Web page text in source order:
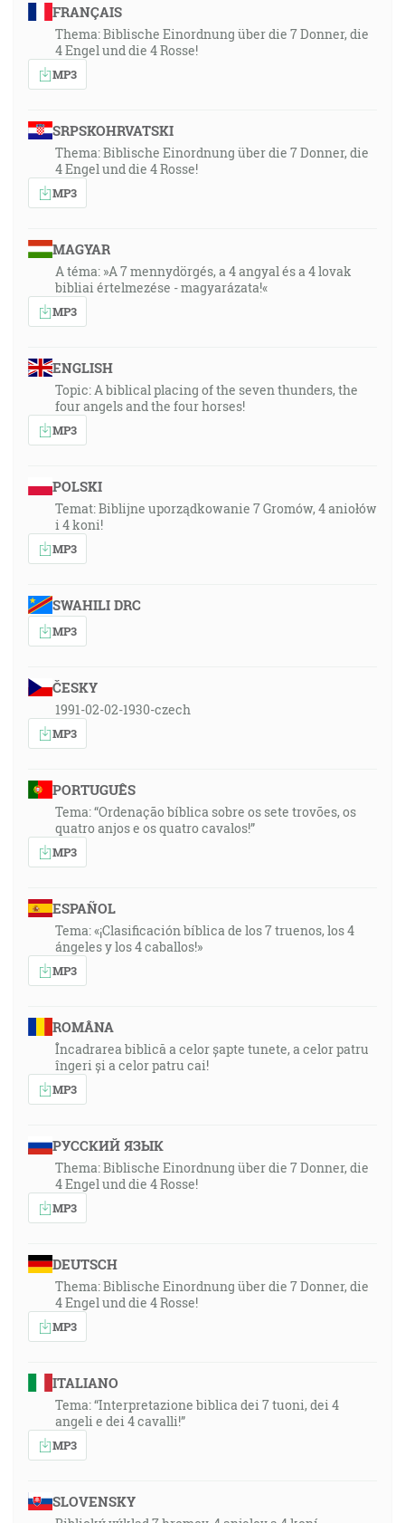
FRANÇAIS
Thema: Biblische Einordnung über die 7 Donner, die
4 Engel und die 4 Rosse!
MP3
SRPSKOHRVATSKI
Thema: Biblische Einordnung über die 7 Donner, die
4 Engel und die 4 Rosse!
MP3
MAGYAR
A téma: »A 7 mennydörgés, a 4 angyal és a 4 lovak
bibliai értelmezése - magyarázata!«
MP3
ENGLISH
Topic: A biblical placing of the seven thunders, the
four angels and the four horses!
MP3
POLSKI
Temat: Biblijne uporządkowanie 7 Gromów, 4 aniołów
i 4 koni!
MP3
SWAHILI DRC
MP3
ČESKY
1991-02-02-1930-czech
MP3
PORTUGUÊS
Tema: “Ordenação bíblica sobre os sete trovões, os
quatro anjos e os quatro cavalos!”
MP3
ESPAÑOL
Tema: «¡Clasificación bíblica de los 7 truenos, los 4
ángeles y los 4 caballos!»
MP3
ROMÂNA
Încadrarea biblică a celor șapte tunete, a celor patru
îngeri și a celor patru cai!
MP3
РУССКИЙ ЯЗЫК
Thema: Biblische Einordnung über die 7 Donner, die
4 Engel und die 4 Rosse!
MP3
DEUTSCH
Thema: Biblische Einordnung über die 7 Donner, die
4 Engel und die 4 Rosse!
MP3
ITALIANO
Tema: “Interpretazione biblica dei 7 tuoni, dei 4
angeli e dei 4 cavalli!”
MP3
SLOVENSKY